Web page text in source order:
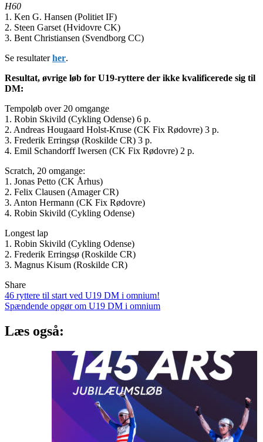
H60
1. Ken G. Hansen (Politiet IF)
2. Steen Garset (Hvidovre CK)
3. Bent Christiansen (Svendborg CC)
Se resultaterher.
Resultat, øvrige løb for U19-ryttere der ikke kvalificerede sig til
DM:
Tempoløb over 20 omgange
1. Robin Skivild (Cykling Odense) 6 p.
2. Andreas Hougaard Holst-Kruse (CK Fix Rødovre) 3 p.
3. Frederik Erringsø (Roskilde CR) 3 p.
4. Emil Schandorff Iwersen (CK Fix Rødovre) 2 p.
Scratch, 20 omgange:
1. Jonas Petto (CK Århus)
2. Felix Clausen (Amager CR)
3. Anton Hermann (CK Fix Rødovre)
4. Robin Skivild (Cykling Odense)
Longest lap
1. Robin Skivild (Cykling Odense)
2. Frederik Erringsø (Roskilde CR)
3. Magnus Kisum (Roskilde CR)
Share
Indlægsnavigation
46 ryttere til start ved U19 DM i omnium!
Spændende opgør om U19 DM i omnium
Læs også: